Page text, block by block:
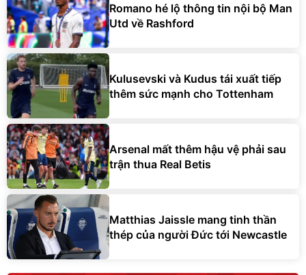
Romano hé lộ thông tin nội bộ Man
Utd về Rashford
Kulusevski và Kudus tái xuất tiếp
thêm sức mạnh cho Tottenham
Arsenal mất thêm hậu vệ phải sau
trận thua Real Betis
Matthias Jaissle mang tinh thần
thép của người Đức tới Newcastle